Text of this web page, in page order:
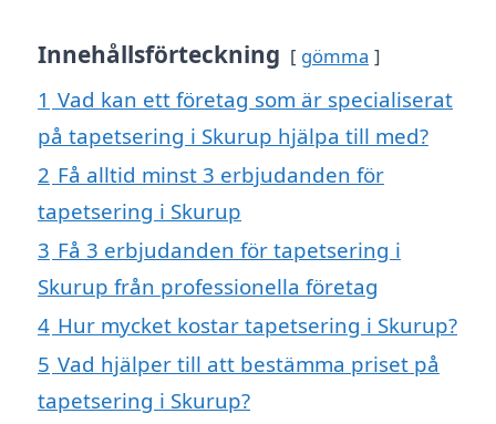
Innehållsförteckning gömma
1 Vad kan ett företag som är specialiserat
på tapetsering i Skurup hjälpa till med?
2 Få alltid minst 3 erbjudanden för
tapetsering i Skurup
3 Få 3 erbjudanden för tapetsering i
Skurup från professionella företag
4 Hur mycket kostar tapetsering i Skurup?
5 Vad hjälper till att bestämma priset på
tapetsering i Skurup?